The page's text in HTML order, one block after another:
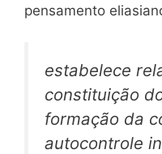
pensamento
estabelece
constituição
formação da
autocontrole